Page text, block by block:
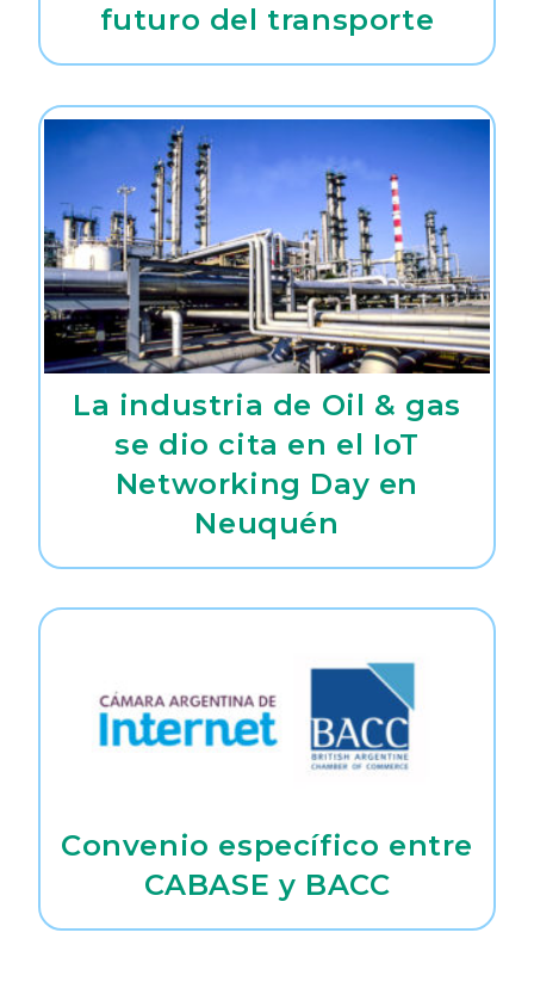
futuro del transporte
La industria de Oil & gas
se dio cita en el IoT
Networking Day en
Neuquén
Convenio específico entre
CABASE y BACC